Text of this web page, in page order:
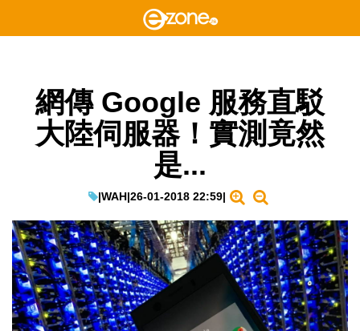
網傳 Google 服務直駁
大陸伺服器！實測竟然
是...
|WAH|26-01-2018 22:59|